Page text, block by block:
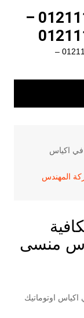
مكن تعبئة وتغليف 01211116954 –
ماكينات تعبئة وتغليف 01211116954 – 01211116956 –
في اكياس
تغليف النسكافية موديل 902 ماركة المهندس
اوتوماتيك